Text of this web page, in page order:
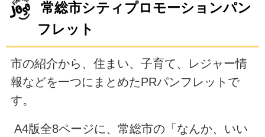
常総市シティプロモーションパン
フレット
市の紹介から、住まい、子育て、レジャー情
報などを一つにまとめたPRパンフレットで
す。
A4版全8ページに、常総市の「なんか、いい